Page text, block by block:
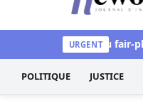
Kéwoulo, le
URGENT
le thème du fair-play
POLITIQUE JUSTICE